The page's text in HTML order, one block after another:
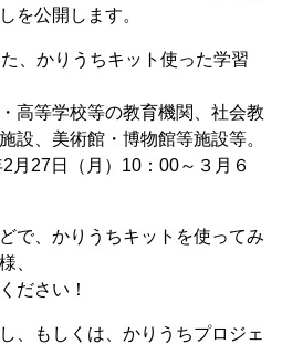
を公開します。
、かりうちキット使った学習
高等学校等の教育機関、社会教
設、美術館・博物館等施設等。
月27日（月）10：00～３月６
で、かりうちキットを使ってみ
、
ださい！
、もしくは、かりうちプロジェ